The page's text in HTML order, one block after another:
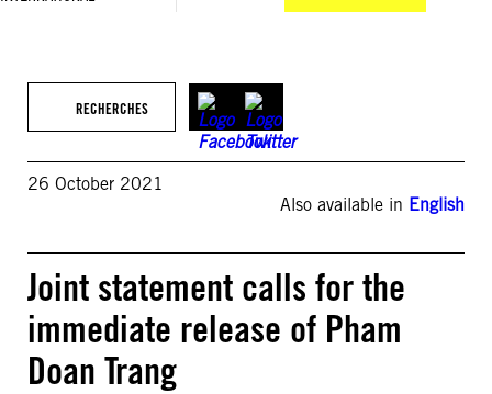
RECHERCHES
26 October 2021
Also available in English
Joint statement calls for the
immediate release of Pham
Doan Trang